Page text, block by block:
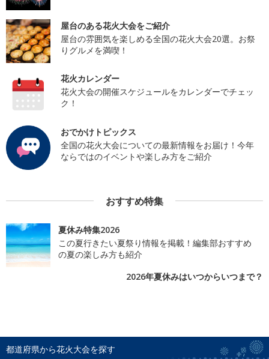
屋台のある花火大会をご紹介
屋台の雰囲気を楽しめる全国の花火大会20選。お祭
りグルメを満喫！
花火カレンダー
花火大会の開催スケジュールをカレンダーでチェッ
ク！
おでかけトピックス
全国の花火大会についての最新情報をお届け！今年
ならではのイベントや楽しみ方をご紹介
おすすめ特集
夏休み特集2026
この夏行きたい夏祭り情報を掲載！編集部おすすめ
の夏の楽しみ方も紹介
2026年夏休みはいつからいつまで？
都道府県から花火大会を探す